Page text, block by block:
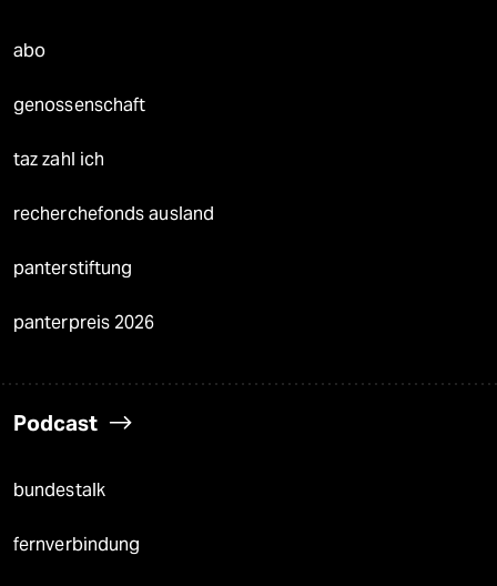
abo
genossenschaft
taz zahl ich
recherchefonds ausland
panterstiftung
panterpreis 2026
Podcast
bundestalk
fernverbindung